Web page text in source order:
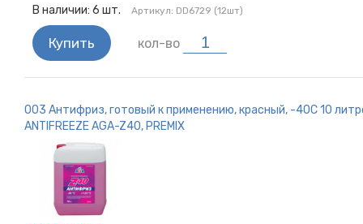
В наличии: 6 шт. Артикул: DD6729 (12шт)
Купить кол-во
003 Антифриз, готовый к применению, красный, -40С 10
ANTIFREEZE AGA-Z40, PREMIX